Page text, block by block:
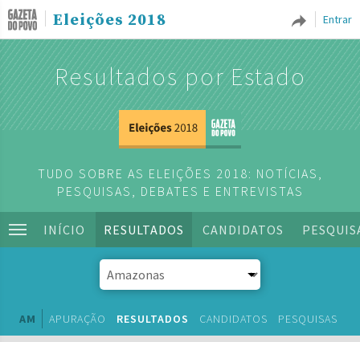
Entrar
Eleições 2018
Resultados por Estado
TUDO SOBRE AS ELEIÇÕES 2018: NOTÍCIAS,
PESQUISAS, DEBATES E ENTREVISTAS
INÍCIO RESULTADOS CANDIDATOS
AM APURAÇÃO RESULTADOS CANDIDATOS PESQUISAS